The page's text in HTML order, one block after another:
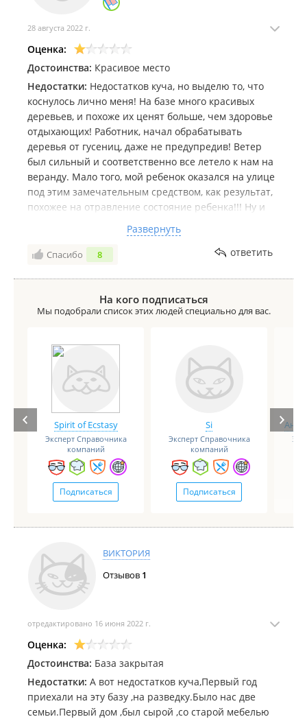
28 августа 2022 г.
Оценка:
Достоинства: Красивое место
Недостатки: Недостатков куча, но выделю то, что
коснулось лично меня! На базе много красивых
деревьев, и похоже их ценят больше, чем здоровье
отдыхающих! Работник, начал обрабатывать
деревья от гусениц, даже не предупредив! Ветер
был сильный и соответственно все летело к нам на
веранду. Мало того, мой ребенок оказался на улице
под этим замечательным средством, как результат,
похожее на отравление состояние ребенка!!! Ну и
даже подходить к нему, так как совершенно не
фильтруется, просто болото какое-то( Однозначно,
кран возле домиков, для мойки посуды был сломан,
нужно приспособиться, чтобы открыть...
Развернуть
Спасибо 8 ответить
На кого подписаться
Мы подобрали список этих людей специально для вас.
Spirit of Ecstasy
Эксперт Справочника
компаний
Подписаться
Si
Эксперт Справочника
компаний
Подписаться
ВИКТОРИЯ
Отзывов 1
отредактировано 16 июня 2022 г.
Оценка:
Достоинства: База закрытая
Недостатки: А вот недостатков куча,Первый год
приехали на эту базу ,на разведку.Было нас две
семьи.Первый дом ,был сырой ,со старой мебелью